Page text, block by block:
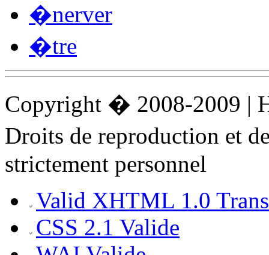
�nerver
�tre
Copyright � 2008-2009 |
Droits de reproduction et
strictement personnel
Valid XHTML 1.0
CSS 2.1 Valide